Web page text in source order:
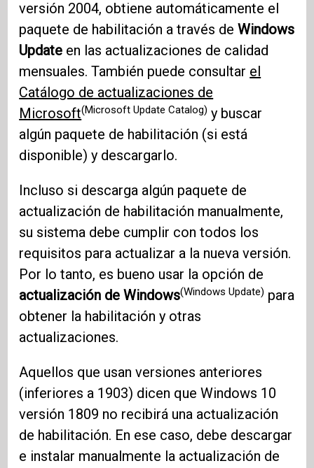
versión 2004, obtiene automáticamente el
paquete de habilitación a través deWindows
Update en las actualizaciones de calidad
mensuales. También puede consultar el
Catálogo de actualizaciones de
Microsoft(Microsoft Update Catalog) y buscar
algún paquete de habilitación (si está
disponible) y descargarlo.
Incluso si descarga algún paquete de
actualización de habilitación manualmente,
su sistema debe cumplir con todos los
requisitos para actualizar a la nueva versión.
Por lo tanto, es bueno usar la opción de
actualización de Windows(Windows Update) para
obtener la habilitación y otras
actualizaciones.
Aquellos que usan versiones anteriores
(inferiores a 1903) dicen que Windows 10
versión 1809 no recibirá una actualización
de habilitación. En ese caso, debe descargar
e instalar manualmente la actualización de